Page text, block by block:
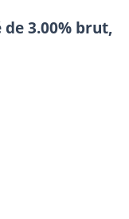
de 3.00% brut,